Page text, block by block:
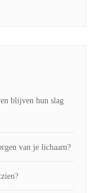
blijven hun slag
van je lichaam?